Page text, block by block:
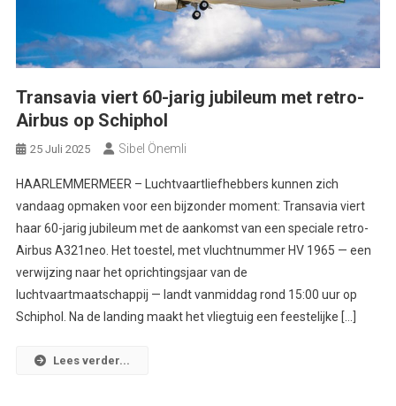
Transavia viert 60-jarig jubileum met retro-
Airbus op Schiphol
25 Juli 2025 Sibel Önemli
HAARLEMMERMEER – Luchtvaartliefhebbers kunnen zich
vandaag opmaken voor een bijzonder moment: Transavia viert
haar 60-jarig jubileum met de aankomst van een speciale retro-
Airbus A321neo. Het toestel, met vluchtnummer HV 1965 — een
verwijzing naar het oprichtingsjaar van de
luchtvaartmaatschappij — landt vanmiddag rond 15:00 uur op
Schiphol. Na de landing maakt het vliegtuig een feestelijke […]
Lees verder...